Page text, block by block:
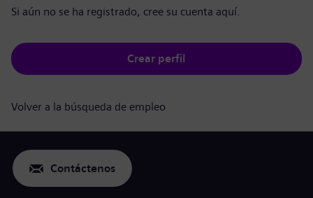
Si aún no se ha registrado, cree su cuenta aquí.
Crear perfil
Volver a la búsqueda de empleo
Contáctenos